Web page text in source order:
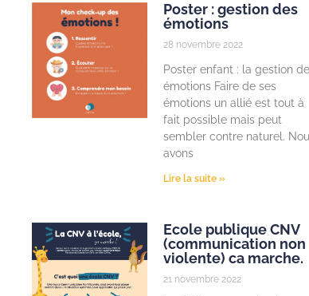
Poster : gestion des
émotions
28 novembre 2022
Poster enfant : la gestion
émotions Faire de ses
émotions un allié est tout à
fait possible mais peut
sembler contre naturel.
avons
Lire la suite »
Ecole publique CNV
(communication non
violente) ca marche.
21 novembre 2022